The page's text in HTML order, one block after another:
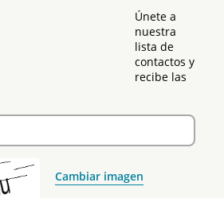
Únete a
nuestra
lista de
contactos y
recibe las
Cambiar imagen